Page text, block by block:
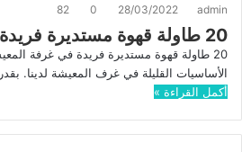
admin
28/03/2022
0
82
20 طاولة قهوة مستديرة فريدة في غرفة المعيشة
20 طاولة قهوة مستديرة فريدة في غرفة
الأساسيات القليلة في غرف المعيشة لدينا.
أكمل القراءة »